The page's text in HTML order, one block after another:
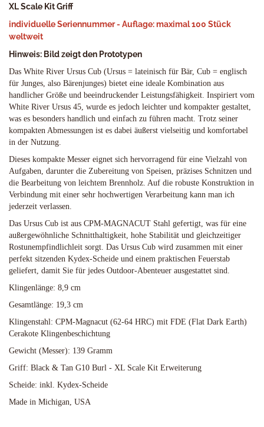
XL Scale Kit Griff
individuelle Seriennummer - Auflage: maximal 100 Stück
weltweit
Hinweis: Bild zeigt den Prototypen
Das White River Ursus Cub (Ursus = lateinisch für Bär, Cub = englisch
für Junges, also Bärenjunges) bietet eine ideale Kombination aus
handlicher Größe und beeindruckender Leistungsfähigkeit. Inspiriert vom
White River Ursus 45, wurde es jedoch leichter und kompakter gestaltet,
was es besonders handlich und einfach zu führen macht. Trotz seiner
kompakten Abmessungen ist es dabei äußerst vielseitig und komfortabel
in der Nutzung.
Dieses kompakte Messer eignet sich hervorragend für eine Vielzahl von
Aufgaben, darunter die Zubereitung von Speisen, präzises Schnitzen und
die Bearbeitung von leichtem Brennholz. Auf die robuste Konstruktion in
Verbindung mit einer sehr hochwertigen Verarbeitung kann man ich
jederzeit verlassen.
Das Ursus Cub ist aus CPM-MAGNACUT Stahl gefertigt, was für eine
außergewöhnliche Schnitthaltigkeit, hohe Stabilität und gleichzeitiger
Rostunempfindlichleit sorgt. Das Ursus Cub wird zusammen mit einer
perfekt sitzenden Kydex-Scheide und einem praktischen Feuerstab
geliefert, damit Sie für jedes Outdoor-Abenteuer ausgestattet sind.
Klingenlänge: 8,9 cm
Gesamtlänge: 19,3 cm
Klingenstahl: CPM-Magnacut (62-64 HRC) mit FDE (Flat Dark Earth)
Cerakote Klingenbeschichtung
Gewicht (Messer): 139 Gramm
Griff: Black & Tan G10 Burl - XL Scale Kit Erweiterung
Scheide: inkl. Kydex-Scheide
Made in Michigan, USA